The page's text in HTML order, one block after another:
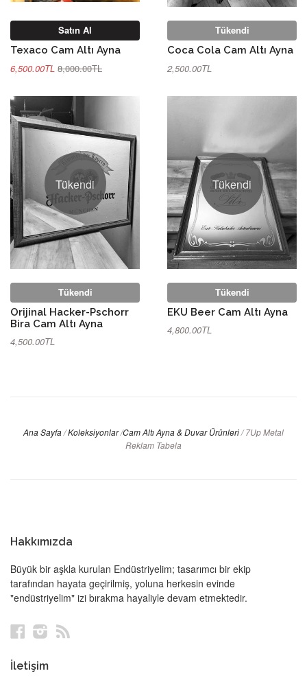
Satın Al
Texaco Cam Altı Ayna
6,500.00TL 8,000.00TL
Tükendi
Coca Cola Cam Altı Ayna
2,500.00TL
Tükendi
Tükendi
Orijinal Hacker-Pschorr
Bira Cam Altı Ayna
4,500.00TL
Tükendi
Tükendi
EKU Beer Cam Altı Ayna
4,800.00TL
Ana Sayfa/Koleksiyonlar/Cam Altı Ayna & Duvar Ürünleri/ 7Up Metal
Reklam Tabela
Hakkımızda
Büyük bir aşkla kurulan Endüstriyelim; tasarımcı bir ekip
tarafından hayata geçirilmiş, yoluna herkesin evinde
"endüstriyelim" izi bırakma hayaliyle devam etmektedir.
FacebookInstagram
İletişim